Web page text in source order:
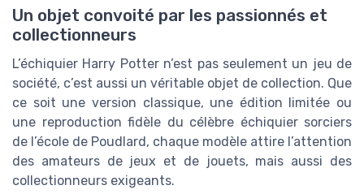
Un objet convoité par les passionnés et
collectionneurs
L’échiquier Harry Potter n’est pas seulement un jeu de
société, c’est aussi un véritable objet de collection. Que
ce soit une version classique, une édition limitée ou
une reproduction fidèle du célèbre échiquier sorciers
de l’école de Poudlard, chaque modèle attire l’attention
des amateurs de jeux et de jouets, mais aussi des
collectionneurs exigeants.